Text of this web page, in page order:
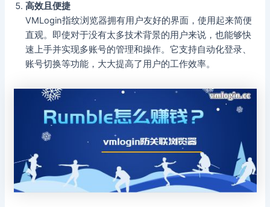
高效且便捷
VMLogin指纹浏览器拥有用户友好的界面，使用起来简便
直观。即使对于没有太多技术背景的用户来说，也能够快
速上手并实现多账号的管理和操作。它支持自动化登录、
账号切换等功能，大大提高了用户的工作效率。